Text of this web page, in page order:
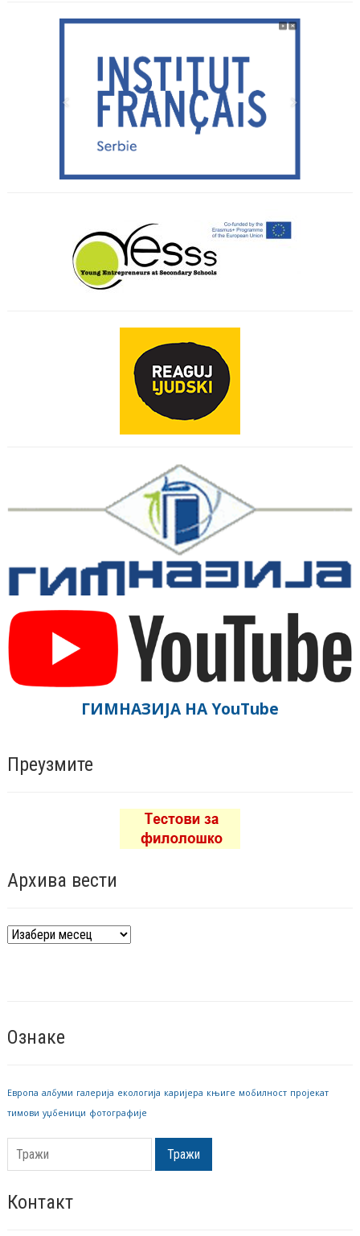
ГИМНАЗИЈА НА YouTube
Преузмите
Архива вести
Архива
Ознаке
Европа албуми галерија екологија каријера књиге мобилност пројекат
тимови уџбеници фотографије
Тражи
Контакт